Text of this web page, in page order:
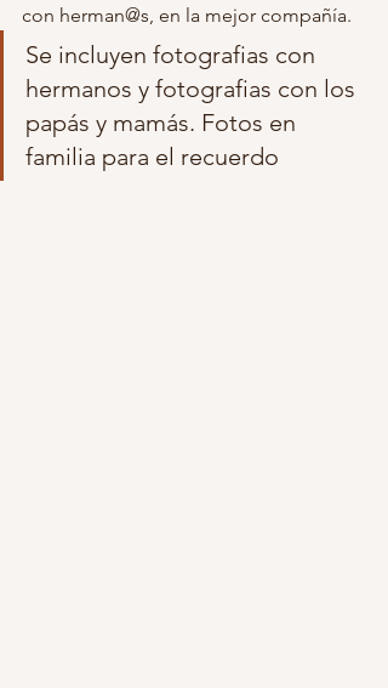
con herman@s, en la mejor compañía.
Se incluyen fotografias con
hermanos y fotografias con los
papás y mamás. Fotos en
familia para el recuerdo